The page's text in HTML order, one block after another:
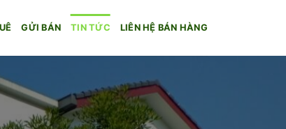
GỬI BÁN TIN TỨC LIÊN HỆ BÁN HÀNG